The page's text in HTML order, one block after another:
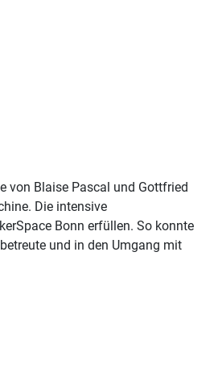
von Blaise Pascal und Gottfried
Die intensive
Bonn erfüllen. So konnte
und in den Umgang mit